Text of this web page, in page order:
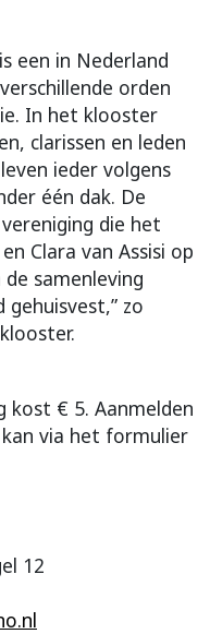
een in Nederland
orden
In het klooster
clarissen en leden
ieder volgens
één dak. De
die het
Clara van Assisi op
samenleving
zo
kost € 5. Aanmelden
via het formulier
12